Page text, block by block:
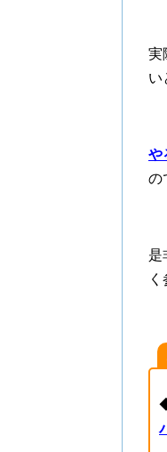
実
い
や
の
是